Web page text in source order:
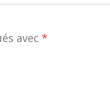
avec *